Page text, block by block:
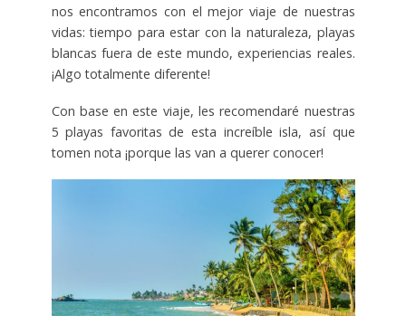
nos encontramos con el mejor viaje de nuestras
vidas: tiempo para estar con la naturaleza, playas
blancas fuera de este mundo, experiencias reales.
¡Algo totalmente diferente!
Con base en este viaje, les recomendaré nuestras
5 playas favoritas de esta increíble isla, así que
tomen nota ¡porque las van a querer conocer!